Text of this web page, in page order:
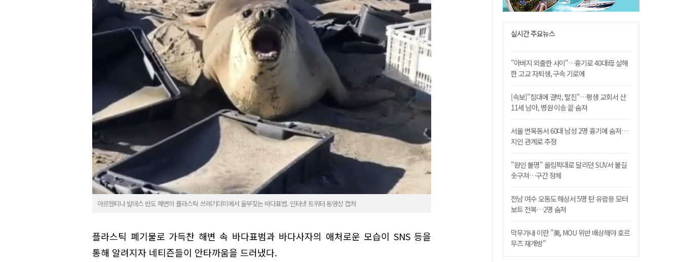
아르헨티나 발데스 반도 해변의 플라스틱 쓰레기더미에서 울부짖는 바다표범. 인터넷 트위터 동영상 캡처
플라스틱 폐기물로 가득찬 해변 속 바다표범과 바다사자의 애처로운 모습이 SNS 등을
통해 알려지자 네티즌들이 안타까움을 드러냈다.
실시간 주요뉴스
"아버지 외출한 사이"…흉기로 40대母 살해
한 고교 자퇴생, 구속 기로에
[속보]"침대에 결박, 탈진"…평생 교회서 산
11세 남아, 병원 이송 끝 숨져
서울 면목동서 60대 남성 2명 흉기에 숨져…
지인 관계로 추정
"원인 불명" 올림픽대로 달리던 SUV서 불길
솟구쳐…구간 정체
전남 여수 오동도 해상서 5명 탄 유람용 모터
보트 전복…2명 숨져
막무가내 이란 "美, MOU 위반 배상해야 호르
무즈 재개방"